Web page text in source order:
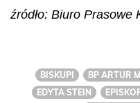
źródło: Biuro Prasowe
BISKUPI BP ARTUR
EDYTA STEIN